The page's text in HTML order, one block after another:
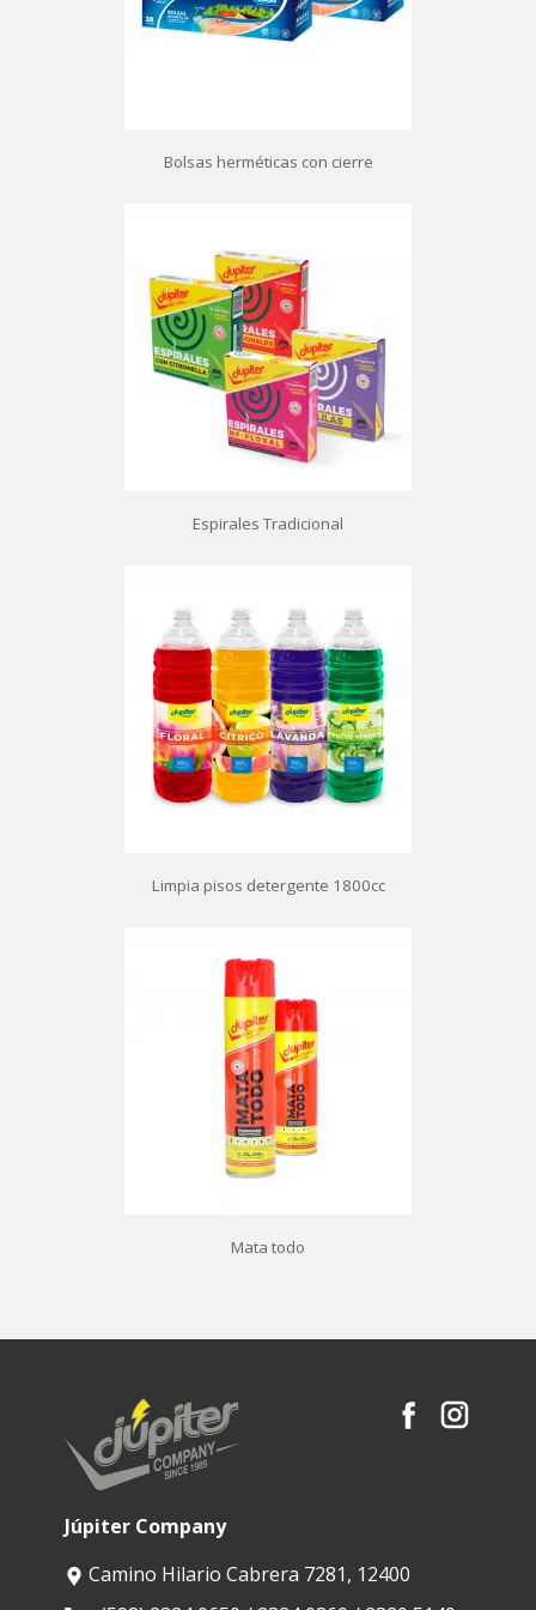
Bolsas herméticas con cierre
Espirales Tradicional
Limpia pisos detergente 1800cc
Mata todo
Júpiter Company
Camino Hilario Cabrera 7281, 12400